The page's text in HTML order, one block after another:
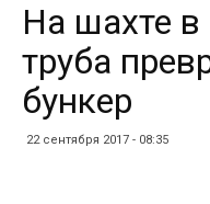
На шахте
труба
бункер
22 сентября 2017 - 08:35